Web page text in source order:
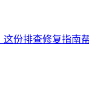
这份排查修复指南